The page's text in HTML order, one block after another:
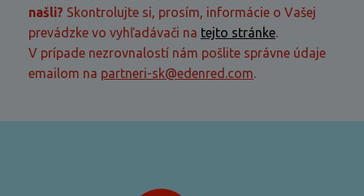
našli? Skontrolujte si, prosím, informácie o Vašej
prevádzke vo vyhľadávači na tejto stránke.
V prípade nezrovnalostí nám pošlite správne údaje
emailom na partneri-sk@edenred.com.